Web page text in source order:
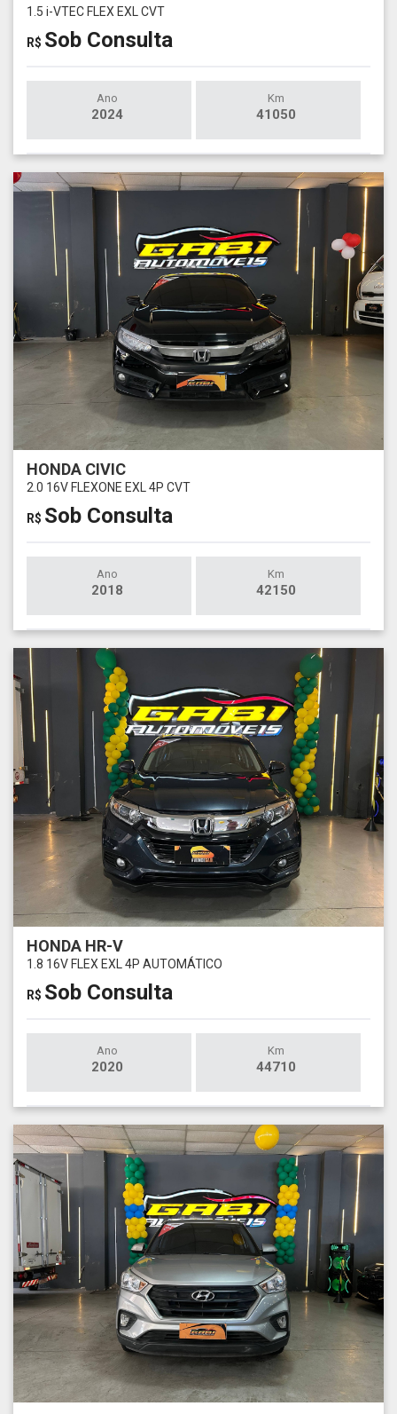
1.5 i-VTEC FLEX EXL CVT
R$ Sob Consulta
Ano
2024
Km
41050
HONDA CIVIC
2.0 16V FLEXONE EXL 4P CVT
R$ Sob Consulta
Ano
2018
Km
42150
HONDA HR-V
1.8 16V FLEX EXL 4P AUTOMÁTICO
R$ Sob Consulta
Ano
2020
Km
44710